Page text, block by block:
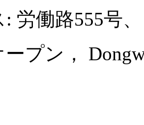
労働路555号、
プン，